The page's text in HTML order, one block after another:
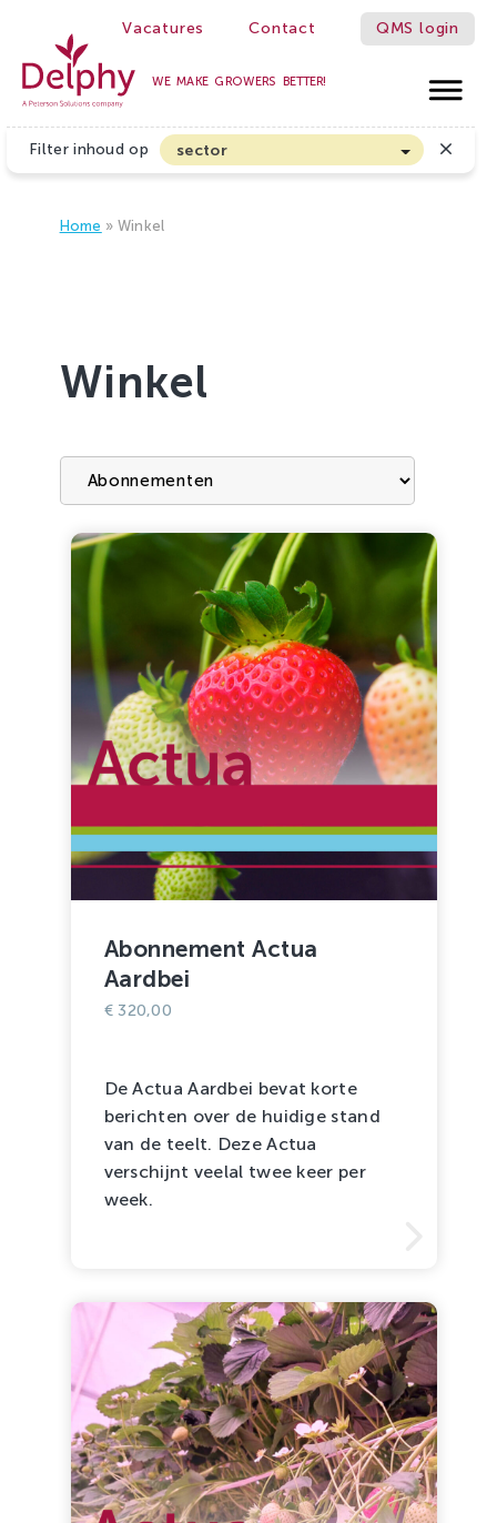
Vacatures Contact QMS login
Delphy WE MAKE GROWERS BETTER!
Filter inhoud op
sector
Fruitteelt
Sierteelt
Home » Winkel
Winkel
Abonnement Actua
Aardbei
€320,00
De Actua Aardbei bevat korte
berichten over de huidige stand
van de teelt. Deze Actua
verschijnt veelal twee keer per
week.